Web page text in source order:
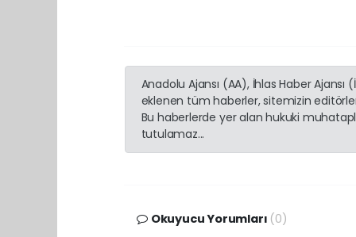
Anadolu Ajansı (AA), İhlas Haber
eklenen tüm haberler, sitemizin
Bu haberlerde yer alan hukuki
tutulamaz...
Okuyucu Yorumları (0)